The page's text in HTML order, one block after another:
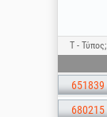
T - Τύπος;
651839
680215